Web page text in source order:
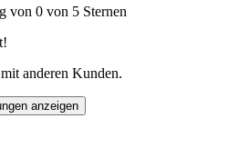
von 0 von 5 Sternen
anderen Kunden.
anzeigen